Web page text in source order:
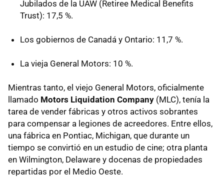
Jubilados de la UAW (Retiree Medical Benefits
Trust): 17,5 %.
Los gobiernos de Canadá y Ontario: 11,7 %.
La vieja General Motors: 10 %.
Mientras tanto, el viejo General Motors, oficialmente
llamado Motors Liquidation Company (MLC), tenía la
tarea de vender fábricas y otros activos sobrantes
para compensar a legiones de acreedores. Entre ellos,
una fábrica en Pontiac, Michigan, que durante un
tiempo se convirtió en un estudio de cine; otra planta
en Wilmington, Delaware y docenas de propiedades
repartidas por el Medio Oeste.